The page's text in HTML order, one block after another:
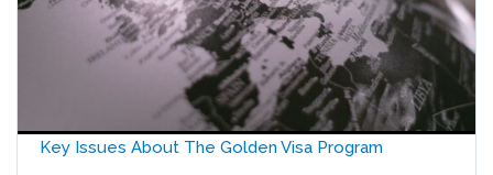
Key Issues About The Golden Visa Program